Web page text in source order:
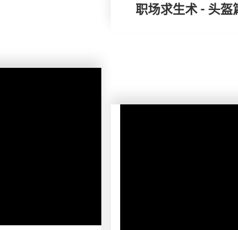
职场求生术 - 头盔